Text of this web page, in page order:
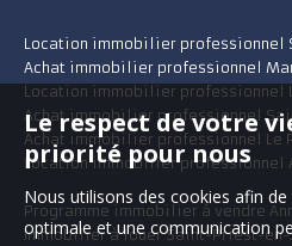
Location immobilier professionnel
Achat immobilier professionnel
Location immobilier professionnel
Achat immobilier professionnel
Achat immobilier professionnel Le
Location immobilier professionnel
Programme immobilier à vendre
Immobilier à louer Saint-Priest-en-
Le respect de votre
priorité pour nous
Nous utilisons des cookies afin
optimale et une communication